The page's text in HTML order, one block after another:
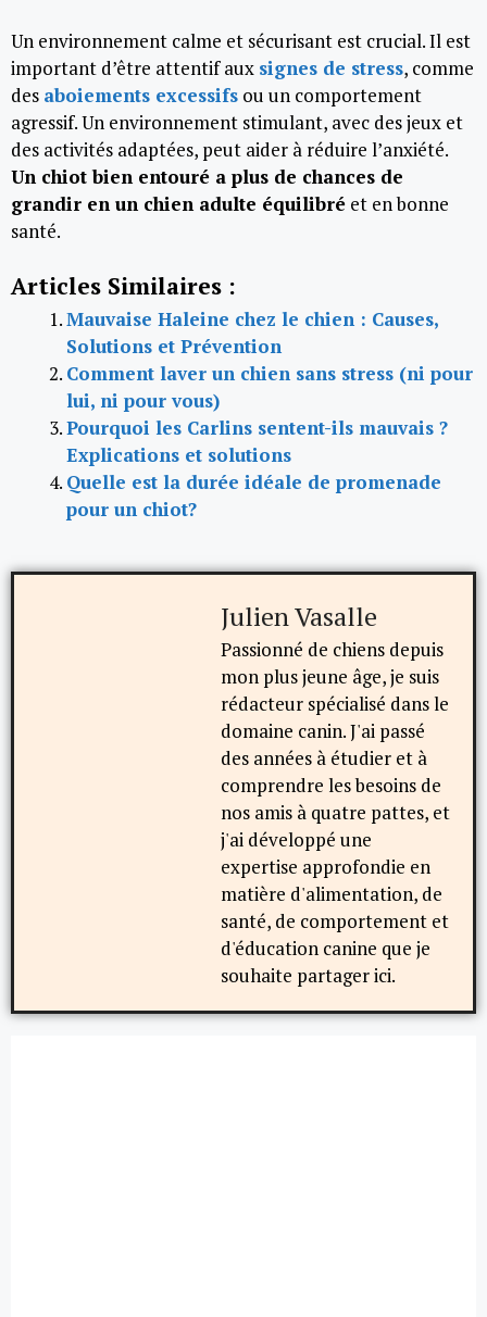
Un environnement calme et sécurisant est crucial. Il est
important d’être attentif aux signes de stress, comme
des aboiements excessifs ou un comportement
agressif. Un environnement stimulant, avec des jeux et
des activités adaptées, peut aider à réduire l’anxiété.
Un chiot bien entouré a plus de chances de
grandir en un chien adulte équilibré et en bonne
santé.
Articles Similaires :
Mauvaise Haleine chez le chien : Causes,
Solutions et Prévention
Comment laver un chien sans stress (ni pour
lui, ni pour vous)
Pourquoi les Carlins sentent-ils mauvais ?
Explications et solutions
Quelle est la durée idéale de promenade
pour un chiot?
Julien Vasalle
Passionné de chiens depuis
mon plus jeune âge, je suis
rédacteur spécialisé dans le
domaine canin. J'ai passé
des années à étudier et à
comprendre les besoins de
nos amis à quatre pattes, et
j'ai développé une
expertise approfondie en
matière d'alimentation, de
santé, de comportement et
d'éducation canine que je
souhaite partager ici.